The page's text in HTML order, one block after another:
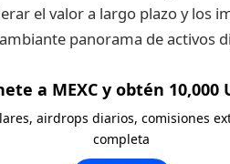
el valor a largo plazo y los
panorama de activos
a MEXC y obtén 10,000
airdrops diarios, comisiones
completa